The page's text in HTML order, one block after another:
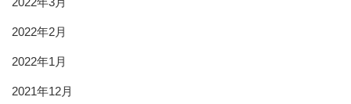
2022年2月
2022年1月
2021年12月